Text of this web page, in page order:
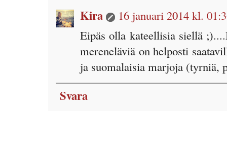
Kira
16 januari 2014 kl.
Eipäs olla kateellisia siellä
mereneläviä on helposti
ja suomalaisia marjoja (tyrniä,
Svara